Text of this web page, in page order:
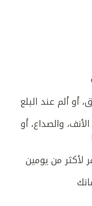
أو ألم عند البلع
والصداع، أو
لأكثر من يومين